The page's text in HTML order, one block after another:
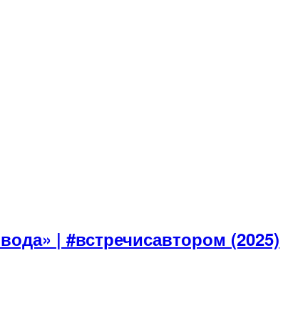
| #встречисавтором (2025)